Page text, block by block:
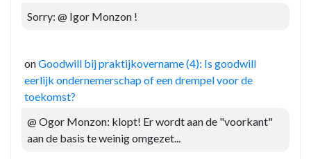
Sorry: @ Igor Monzon !
onGoodwill bij praktijkovername (4): Is goodwill
eerlijk ondernemerschap of een drempel voor de
toekomst?
@ Ogor Monzon: klopt! Er wordt aan de "voorkant"
aan de basis te weinig omgezet...